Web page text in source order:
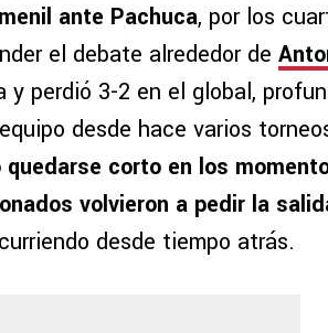
ante Pachuca, por los
el debate alrededor de
perdió 3-2 en el global,
desde hace varios
corto en los
volvieron a pedir la
desde tiempo atrás.